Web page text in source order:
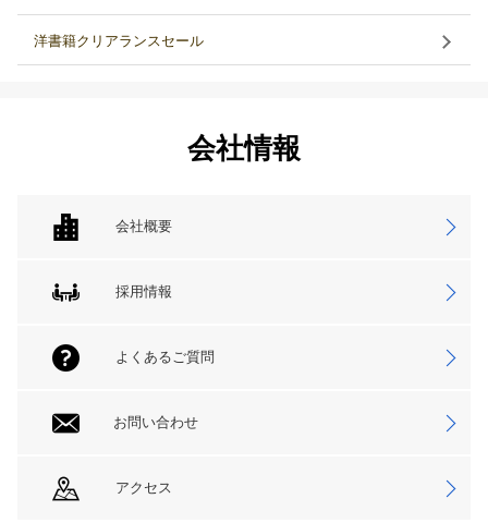
洋書籍クリアランスセール
会社情報
会社概要
採用情報
よくあるご質問
お問い合わせ
アクセス